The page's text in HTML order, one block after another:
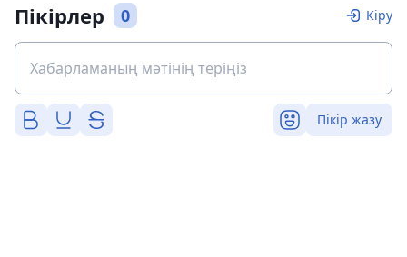
Пікірлер 0 Кіру
Пікір жазу